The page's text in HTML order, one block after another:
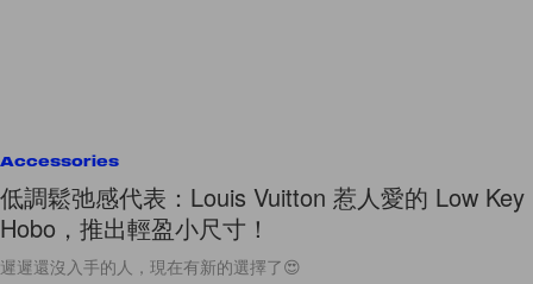
Accessories
低調鬆弛感代表：Louis Vuitton 惹人愛的 Low Key
Hobo，推出輕盈小尺寸！
遲遲還沒入手的人，現在有新的選擇了😍